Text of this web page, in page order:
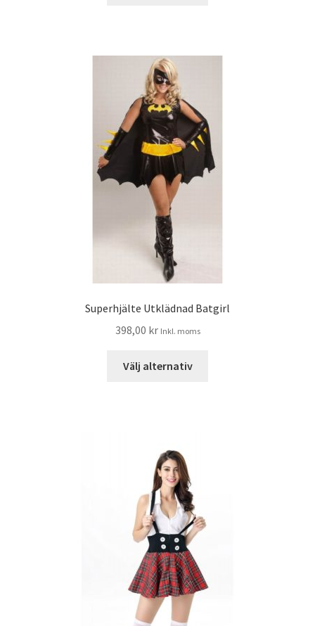
Superhjälte Utklädnad Batgirl
398,00 kr Inkl. moms
Välj alternativ